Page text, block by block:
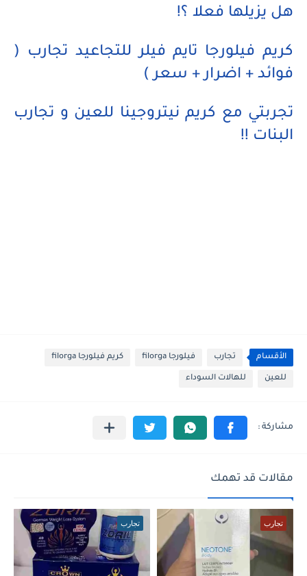
هل يزيلها فعلا ؟!
كريم فيلورجا تايم فيلر للتجاعيد تجارب (
فوائد + اضرار + سعر )
تجربتي مع كريم نيتروجينا للعين و تجارب
البنات !!
الأقسام تجارب فيلورجا filorga كريم فيلورجا filorga
للعين للهالات السوداء
مقالات قد تهمك
تجارب تجارب